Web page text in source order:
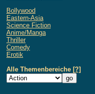
Bollywood
Eastern-Asia
Science Fiction
Anime/Manga
Thriller
Comedy
Erotik
Alle Themenbereiche [?]